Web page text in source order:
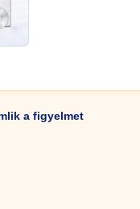
a figyelmet